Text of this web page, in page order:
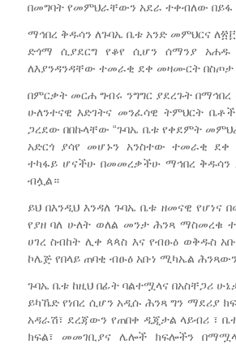
በመግባት የመምህራቸውን አደራ ተቀብለው በይፋ
ማኅበረ ቅዱሳን ለጉባኤ ቤቱ አንድ መምህርና
ድጎማ ሲያደርግ የቆየ ሲሆን ሰማንያ
ለእያንዳንዳቸው ተመራቂ ደቀ መዛሙርት በስጦታ
በምርቃት መርሐ ግብሩ ንግግር ያደረጉት በማኅበረ
ሁለንተናዊ እድገትና መንፈሳዊ ትምህርት
ጋረደው በበኩላቸው “ጉባኤ ቤቱ የቀደምት
አድርጎ ያሳየ መሆኑን አንስተው ተመራቂ ደቀ
ተካፋይ ሆናችሁ በመመረቃችሁ ማኅበረ ቅዱሳን
ብሏል።
ይህ በእንዲህ እንዳለ ጉባኤ ቤቱ ዘመናዊ የሆነና
የያዘ ባለ ሁለት ወለል መንታ ሕንጻ ማስመረቁ
ሀገረ ስብከት ሊቀ ጳጳስ እና የብፁዕ ወቅዱስ
ኮሌጅ የበላይ ጠባቂ ብፁዕ አቡነ ሚካኤል
ጉባኤ ቤቱ ከዚህ በፊት ባልተሟላና በአስቸጋሪ
ይካኼድ የነበረ ሲሆን አዲሱ ሕንጻ ግን ማደሪያ
አዳራሽ፣ ደረጃውን የጠበቀ ዲጂታል ላይብሪ ፣
ክፍል፣ መመገቢያና ሌሎች ክፍሎችን